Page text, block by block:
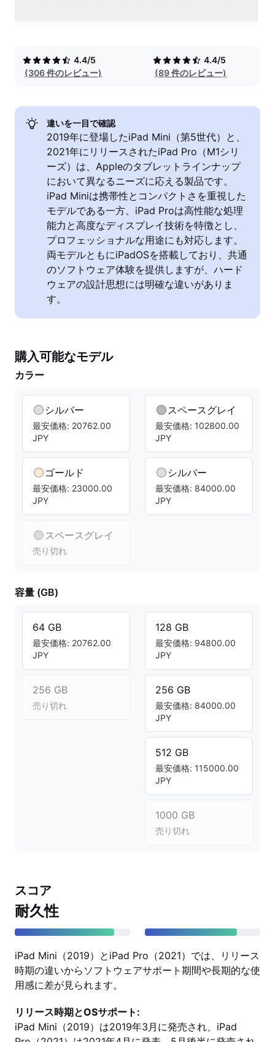
4.4/5
(306 件のレビュー)
4.4/5
(89 件のレビュー)
違いを一目で確認
2019年に登場したiPad Mini（第5世代）と、
2021年にリリースされたiPad Pro（M1シリ
ーズ）は、Appleのタブレットラインナップ
において異なるニーズに応える製品です。
iPad Miniは携帯性とコンパクトさを重視した
モデルである一方、iPad Proは高性能な処理
能力と高度なディスプレイ技術を特徴とし、
プロフェッショナルな用途にも対応します。
両モデルともにiPadOSを搭載しており、共通
のソフトウェア体験を提供しますが、ハード
ウェアの設計思想には明確な違いがありま
す。
購入可能なモデル
カラー
シルバー
最安価格: 20762.00
JPY
ゴールド
最安価格: 23000.00
JPY
スペースグレイ
売り切れ
スペースグレイ
最安価格: 102800.00
JPY
シルバー
最安価格: 84000.00
JPY
容量 (GB)
64 GB
最安価格: 20762.00
JPY
256 GB
売り切れ
128 GB
最安価格: 94800.00
JPY
256 GB
最安価格: 84000.00
JPY
512 GB
最安価格: 115000.00
JPY
1000 GB
売り切れ
スコア
耐久性
iPad Mini（2019）とiPad Pro（2021）では、リリース
時期の違いからソフトウェアサポート期間や長期的な使
用感に差が見られます。
リリース時期とOSサポート:
iPad Mini（2019）は2019年3月に発売され、iPad